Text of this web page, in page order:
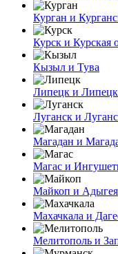
Курган и
Курск и Курская
Кызыл и Тува
Липецк и
Луганск и
Магадан и
Магас и
Майкоп и Адыгея
Махачкала и
Мелитополь и